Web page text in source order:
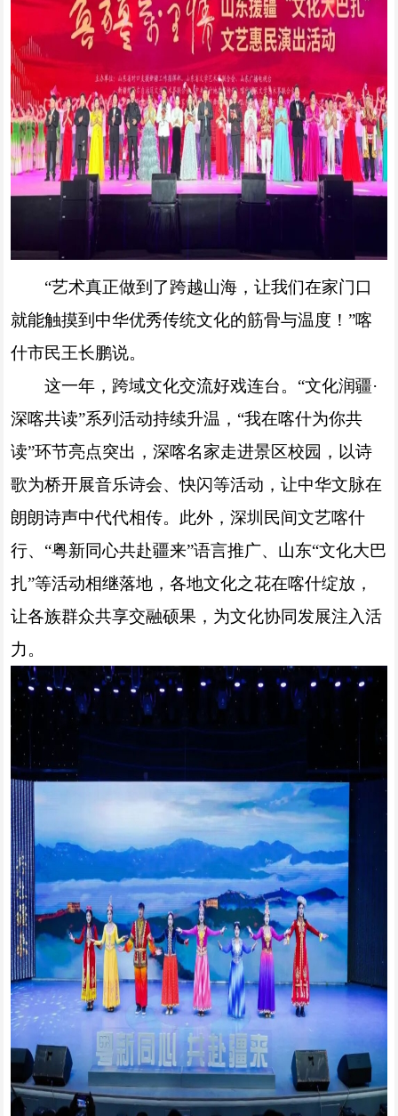
“艺术真正做到了跨越山海，让我们在家门口
就能触摸到中华优秀传统文化的筋骨与温度！”喀
什市民王长鹏说。
这一年，跨域文化交流好戏连台。“文化润疆·
深喀共读”系列活动持续升温，“我在喀什为你共
读”环节亮点突出，深喀名家走进景区校园，以诗
歌为桥开展音乐诗会、快闪等活动，让中华文脉在
朗朗诗声中代代相传。此外，深圳民间文艺喀什
行、“粤新同心共赴疆来”语言推广、山东“文化大巴
扎”等活动相继落地，各地文化之花在喀什绽放，
让各族群众共享交融硕果，为文化协同发展注入活
力。